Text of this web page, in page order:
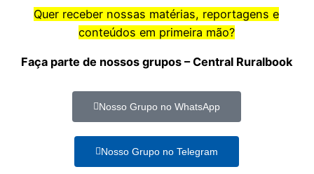
Quer receber nossas matérias, reportagens e
conteúdos em primeira mão?
Faça parte de nossos grupos – Central Ruralbook
Nosso Grupo no WhatsApp
Nosso Grupo no Telegram